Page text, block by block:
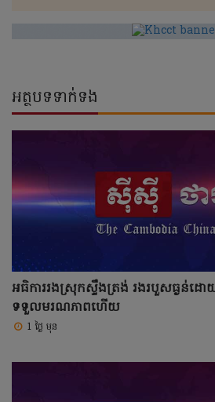
អត្ថបទទាក់ទង
អធិការរងស្រុកស្ទឹងត្រង់ រងរបួសធ្ងន់ដោ
ទទួលមរណភាពហើយ
1 ថ្ងៃ មុន